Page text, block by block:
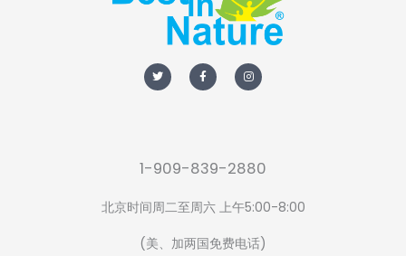
w
i
t
a
c
e
n
s
t
1-909-839-2880
北京时间周二至周六 上午5:00-8:00
(美、加两国免费电话)